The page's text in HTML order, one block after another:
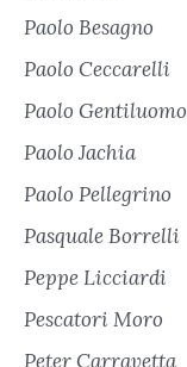
Paolo Besagno
Paolo Ceccarelli
Paolo Gentiluomo
Paolo Jachia
Paolo Pellegrino
Pasquale Borrelli
Peppe Licciardi
Pescatori Moro
Peter Carravetta